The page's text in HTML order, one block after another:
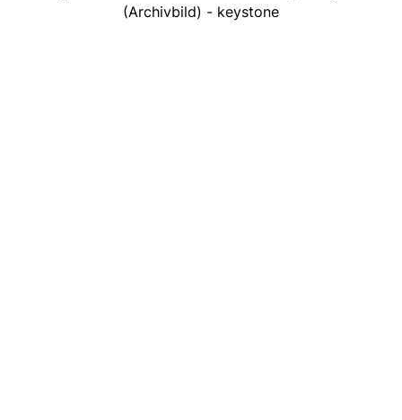
(Archivbild) - keystone